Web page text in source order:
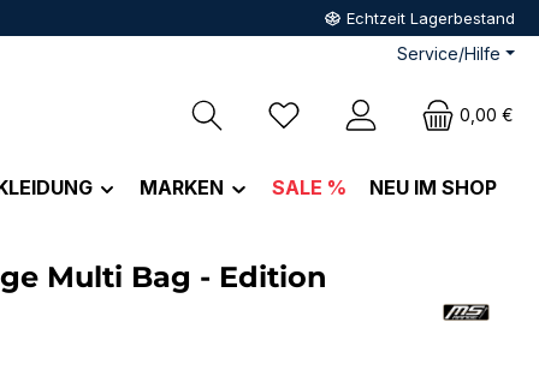
Echtzeit Lagerbestand
Service/Hilfe
Du hast 0 Produkte auf dem
0,00 €
MARKEN SALE % NEU IM SHOP
Multi Bag - Edition